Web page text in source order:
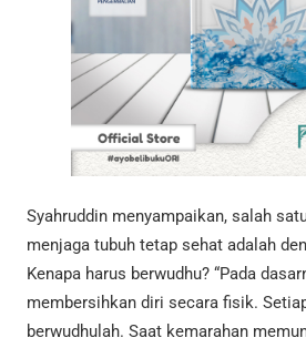
Syahruddin menyampaikan, salah
menjaga tubuh tetap sehat adalah
Kenapa harus berwudhu? “Pada
membersihkan diri secara fisik.
berwudhulah. Saat kemarahan